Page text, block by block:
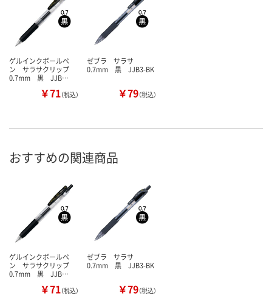
ゲルインクボールペ
ン サラサクリップ
0.7mm 黒 JJB…
￥71（税込）
ゼブラ サラサ
0.7mm 黒 JJB3-BK
￥79（税込）
おすすめの関連商品
ゲルインクボールペ
ン サラサクリップ
0.7mm 黒 JJB…
￥71（税込）
ゼブラ サラサ
0.7mm 黒 JJB3-BK
￥79（税込）